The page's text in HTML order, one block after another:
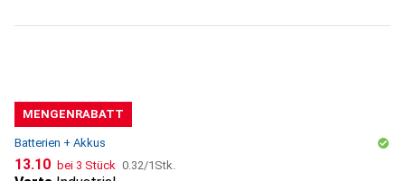
MENGENRABATT
Batterien + Akkus
CHF
13.10 bei 3 Stück CHF
0.32/1Stk.